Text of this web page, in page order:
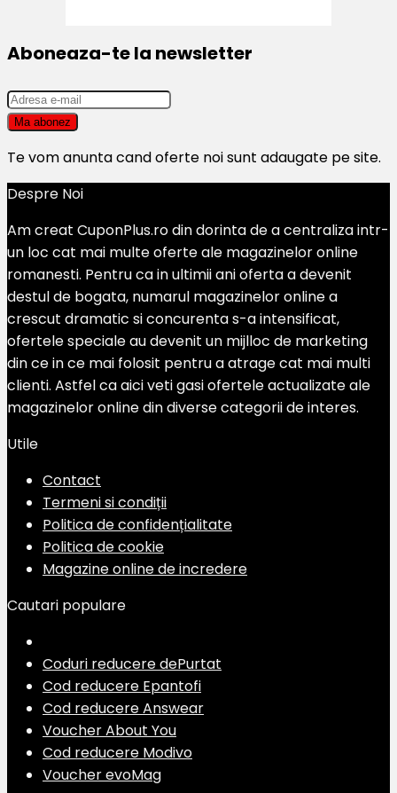
Aboneaza-te la newsletter
Te vom anunta cand oferte noi sunt adaugate pe site.
Despre Noi
Am creat CuponPlus.ro din dorinta de a centraliza intr-
un loc cat mai multe oferte ale magazinelor online
romanesti. Pentru ca in ultimii ani oferta a devenit
destul de bogata, numarul magazinelor online a
crescut dramatic si concurenta s-a intensificat,
ofertele speciale au devenit un mijlloc de marketing
din ce in ce mai folosit pentru a atrage cat mai multi
clienti. Astfel ca aici veti gasi ofertele actualizate ale
magazinelor online din diverse categorii de interes.
Utile
Contact
Termeni si condiții
Politica de confidențialitate
Politica de cookie
Magazine online de incredere
Cautari populare
Coduri reducere dePurtat
Cod reducere Epantofi
Cod reducere Answear
Voucher About You
Cod reducere Modivo
Voucher evoMag